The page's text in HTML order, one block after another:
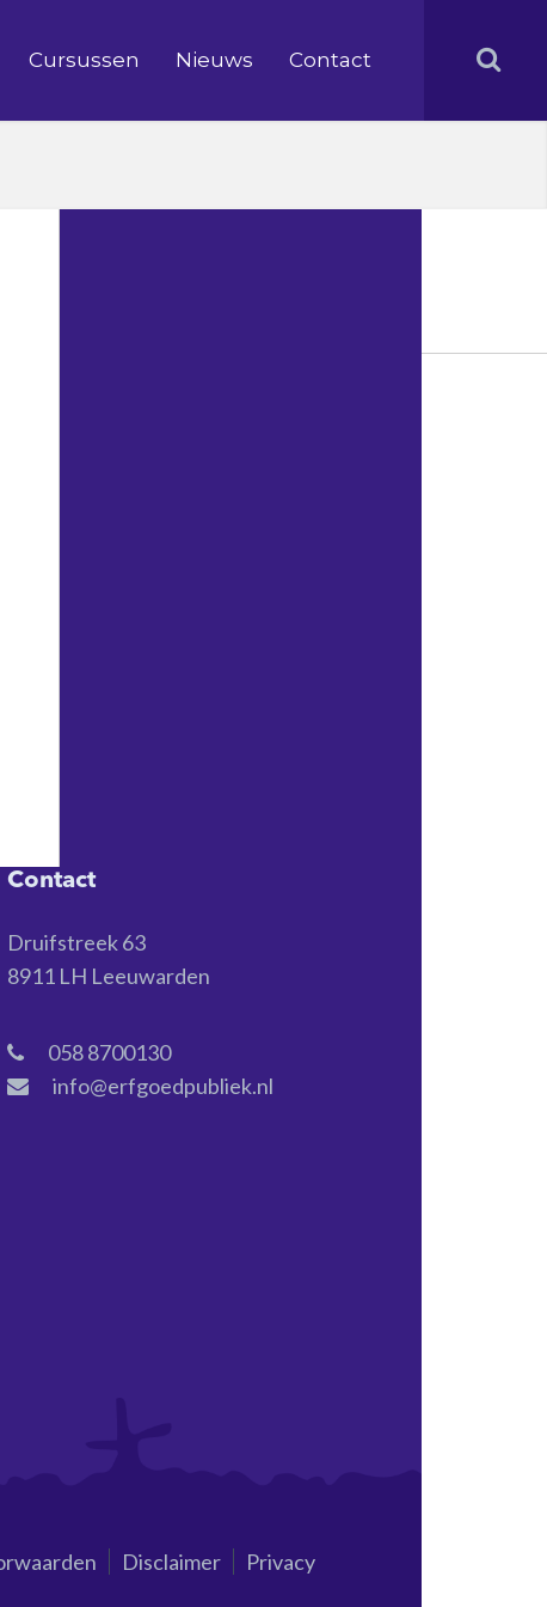
Cursussen Nieuws Contact
Contact
Druifstreek 63
8911 LH Leeuwarden
058 8700130
info@erfgoedpubliek.nl
Disclaimer Privacy